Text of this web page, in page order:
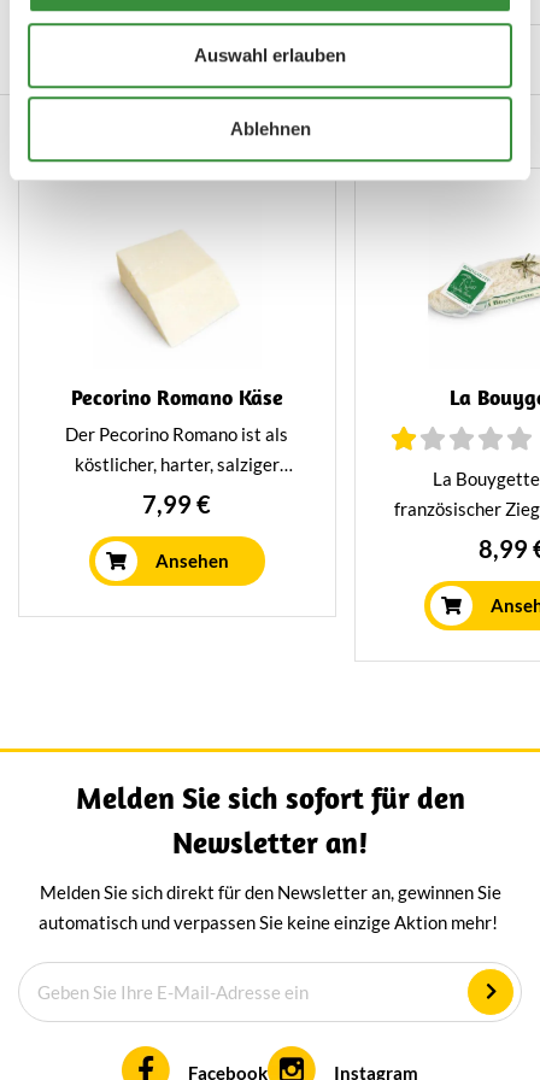
Auswahl erlauben
Ablehnen
gewaschen wird.
kräftiger
Auch köstlich...
Pecorino Romano Käse
Der Pecorino Romano ist als
köstlicher, harter, salziger
italienischer Käse aus
intensive salzige Geschmack
kommt daher, dass der Käse bei
der Zubereitung in Meerwasser
7,99 €
Ansehen
La
La
französischer
auf eine
wird. Er hat
cremigen
Geschmack und
8,99
Melden Sie sich sofort für den
Newsletter an!
Melden Sie sich direkt für den Newsletter an, gewinnen Sie
automatisch und verpassen Sie keine einzige Aktion mehr!
Facebook Instagram